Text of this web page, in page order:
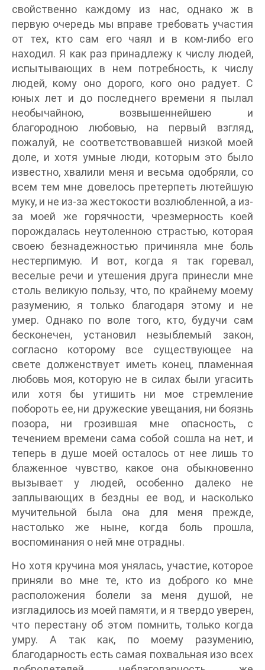
свойственно каждому из нас, однако ж в
первую очередь мы вправе требовать участия
от тех, кто сам его чаял и в ком-либо его
находил. Я как раз принадлежу к числу людей,
испытывающих в нем потребность, к числу
людей, кому оно дорого, кого оно радует. С
юных лет и до последнего времени я пылал
необычайною, возвышеннейшею и
благородною любовью, на первый взгляд,
пожалуй, не соответствовавшей низкой моей
доле, и хотя умные люди, которым это было
известно, хвалили меня и весьма одобряли, со
всем тем мне довелось претерпеть лютейшую
муку, и не из-за жестокости возлюбленной, а из-
за моей же горячности, чрезмерность коей
порождалась неутоленною страстью, которая
своею безнадежностью причиняла мне боль
нестерпимую. И вот, когда я так горевал,
веселые речи и утешения друга принесли мне
столь великую пользу, что, по крайнему моему
разумению, я только благодаря этому и не
умер. Однако по воле того, кто, будучи сам
бесконечен, установил незыблемый закон,
согласно которому все существующее на
свете долженствует иметь конец, пламенная
любовь моя, которую не в силах были угасить
или хотя бы утишить ни мое стремление
побороть ее, ни дружеские увещания, ни боязнь
позора, ни грозившая мне опасность, с
течением времени сама собой сошла на нет, и
теперь в душе моей осталось от нее лишь то
блаженное чувство, какое она обыкновенно
вызывает у людей, особенно далеко не
заплывающих в бездны ее вод, и насколько
мучительной была она для меня прежде,
настолько же ныне, когда боль прошла,
воспоминания о ней мне отрадны.
Но хотя кручина моя унялась, участие, которое
приняли во мне те, кто из доброго ко мне
расположения болели за меня душой, не
изгладилось из моей памяти, и я твердо уверен,
что перестану об этом помнить, только когда
умру. А так как, по моему разумению,
благодарность есть самая похвальная изо всех